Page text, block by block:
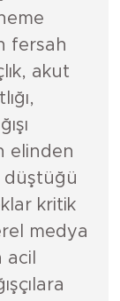
fersah
akut
elinden
düştüğü
kritik
medya
acil